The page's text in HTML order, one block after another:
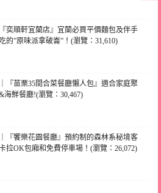
奕順軒宜蘭店』宜蘭必買平價麵包及伴手
的”原味派拿破崙”！(瀏覽：31,610)
『苗栗35間合菜餐廳懶人包』適合家庭聚
海鮮餐廳!(瀏覽：30,467)
『饗樂花園餐廳』預約制的森林系秘境客
拉OK包廂和免費停車場！(瀏覽：26,072)